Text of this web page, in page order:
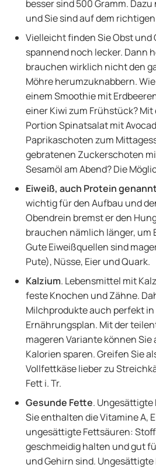
besser sind 500 Gramm.
und Sie sind auf dem richtigen
Vielleicht finden Sie Obst und
spannend noch lecker. Dann
brauchen wirklich nicht den
Möhre herumzuknabbern.
einem Smoothie mit
einer Kiwi zum Frühstück?
Portion Spinatsalat mit
Paprikaschoten zum
gebratenen Zuckerschoten
Sesamöl am Abend? Die
Eiweiß, auch Protein genannt
wichtig für den Aufbau und
Obendrein bremst er den
brauchen nämlich länger, um
Gute Eiweißquellen sind
Pute), Nüsse, Eier und Quark.
Kalzium. Lebensmittel mit
feste Knochen und Zähne.
Milchprodukte auch perfekt in
Ernährungsplan. Mit der
mageren Variante können Sie
Kalorien sparen. Greifen Sie
Vollfettkäse lieber zu
Fett i. Tr.
Gesunde Fette. Ungesättigte
Sie enthalten die Vitamine A,
ungesättigte Fettsäuren:
geschmeidig halten und gut
und Gehirn sind.